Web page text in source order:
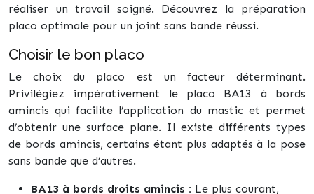
réaliser un travail soigné. Découvrez la préparation
placo optimale pour un joint sans bande réussi.
Choisir le bon placo
Le choix du placo est un facteur déterminant.
Privilégiez impérativement le placo BA13 à bords
amincis qui facilite l’application du mastic et permet
d’obtenir une surface plane. Il existe différents types
de bords amincis, certains étant plus adaptés à la pose
sans bande que d’autres.
BA13 à bords droits amincis : Le plus courant,